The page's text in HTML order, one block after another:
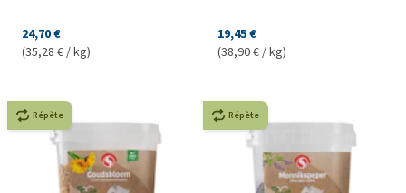
24,70 €
(35,28 € / kg)
19,45 €
(38,90 € / kg)
Répète Répète